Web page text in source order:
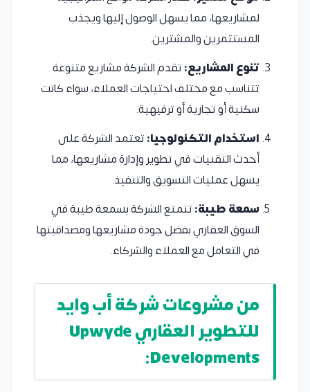
لمشاريعها، مما يسهل الوصول إليها ويجذب
المستثمرين والمشترين.
تنوع المشاريع:تقدم الشركة مشاريع متنوعة
تتناسب مع مختلف احتياجات العملاء، سواء كانت
سكنية أو تجارية أو ترفيهية.
استخدام التكنولوجيا:تعتمد الشركة على
أحدث التقنيات في تطوير وإدارة مشاريعها، مما
يسهل عمليات التسويق والتنفيذ.
سمعة طيبة:تتمتع الشركة بسمعة طيبة في
السوق العقاري بفضل جودة مشاريعها ومصداقيتها
في التعامل مع العملاء والشركاء.
من مشروعات شركة أب وايد
للتطوير العقاري Upwyde
Developments: